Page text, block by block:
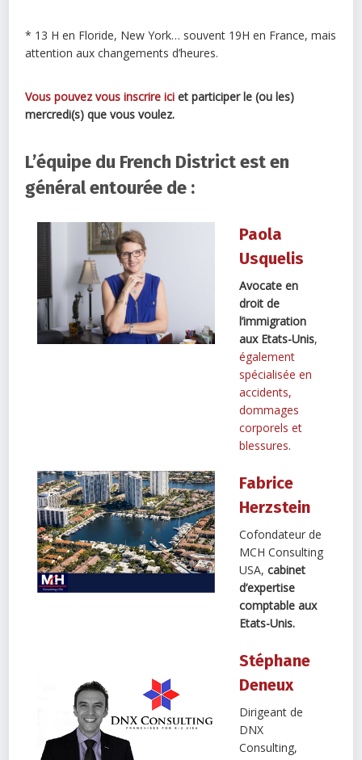
* 13 H en Floride, New York… souvent 19H en France, mais
attention aux changements d’heures.
Vous pouvez vous inscrire ici et participer le (ou les)
mercredi(s) que vous voulez.
L’équipe du French District est en
général entourée de :
Paola
Usquelis
Avocate en
droit de
l’immigration
aux Etats-Unis,
également
spécialisée en
accidents,
dommages
corporels et
blessures.
Fabrice
Herzstein
Cofondateur de
MCH Consulting
USA,cabinet
d’expertise
comptable aux
Etats-Unis.
Stéphane
Deneux
Dirigeant de
DNX
Consulting,